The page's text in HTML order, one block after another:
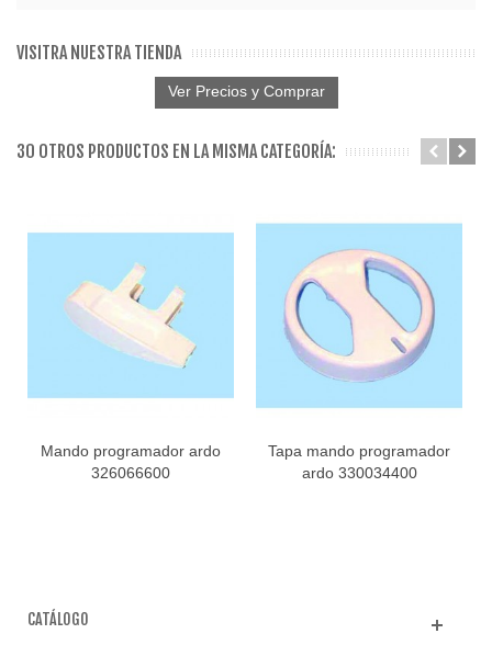
VISITRA NUESTRA TIENDA
Ver Precios y Comprar
30 OTROS PRODUCTOS EN LA MISMA CATEGORÍA:
Mando programador ardo
326066600
Tapa mando programador
ardo 330034400
CATÁLOGO